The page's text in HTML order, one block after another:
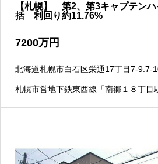
【札幌】 第2、第3キャプテン
括 利回り約11.76%
7200万円
北海道札幌市白石区栄通17丁目7-9.7-
札幌市営地下鉄東西線「南郷１８丁目